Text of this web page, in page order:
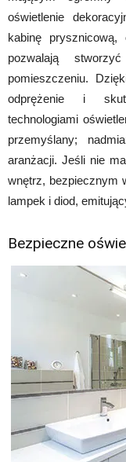
oświetlenie
kabinę
pozwalają
pomieszczeniu.
odprężenie i
technologiami
przemyślany;
aranżacji. Jeśli nie
wnętrz, bezpiecznym
lampek i diod,
Bezpieczne